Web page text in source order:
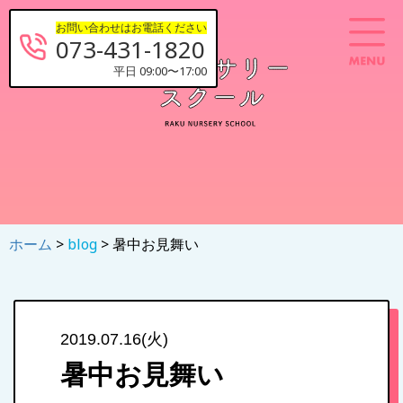
お問い合わせはお電話ください
073-431-1820
平日 09:00〜17:00
ホーム > blog > 暑中お見舞い
2019.07.16(火)
暑中お見舞い